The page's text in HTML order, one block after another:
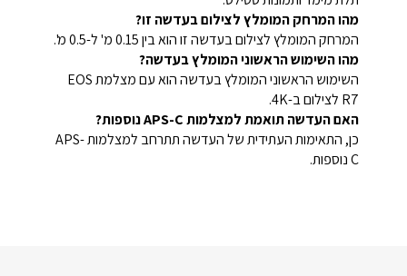
מהו המרחק המומלץ לצילום בעדשה זו?
המרחק המומלץ לצילום בעדשה זו הוא בין 0.15 מ' ל-0.5 מ'.
מהו השימוש הראשוני המומלץ בעדשה?
השימוש הראשוני המומלץ בעדשה הוא עם מצלמת EOS
R7 לצילום ב-4K.
האם העדשה תואמת למצלמות APS-C נוספות?
כן, התאימות העתידית של העדשה תתרחב למצלמות APS-
C נוספות.